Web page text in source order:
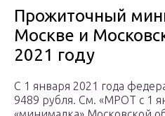
Прожиточный
Москве и
2021 году
С 1 января 2021 года
9489 рубля. См. «МРОТ с 1